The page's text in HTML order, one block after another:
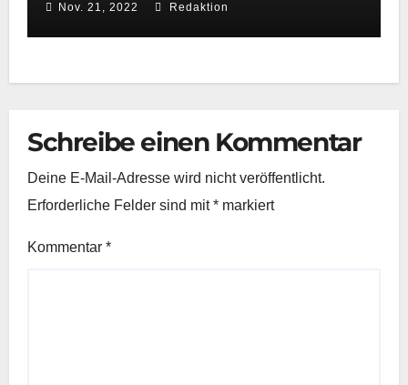
Regionalbahn tödlich verletzt
Nov. 21, 2022 Redaktion
Schreibe einen Kommentar
Deine E-Mail-Adresse wird nicht veröffentlicht.
Erforderliche Felder sind mit* markiert
Kommentar *